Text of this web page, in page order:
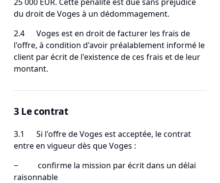
du droit de Voges à un dédommagement.
2.4 Voges est en droit de facturer les frais de
l'offre, à condition d'avoir préalablement informé le
client par écrit de l'existence de ces frais et de leur
montant.
3 Le contrat
3.1 Si l'offre de Voges est acceptée, le contrat
entre en vigueur dès que Voges :
− confirme la mission par écrit dans un délai
raisonnable